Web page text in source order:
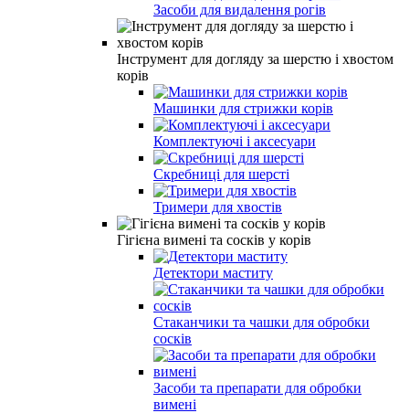
Засоби для видалення рогів
Інструмент для догляду за шерстю і хвостом
корів
Машинки для стрижки корів
Комплектуючі і аксесуари
Скребниці для шерсті
Тримери для хвостів
Гігієна вимені та сосків у корів
Детектори маститу
Стаканчики та чашки для обробки
сосків
Засоби та препарати для обробки
вимені